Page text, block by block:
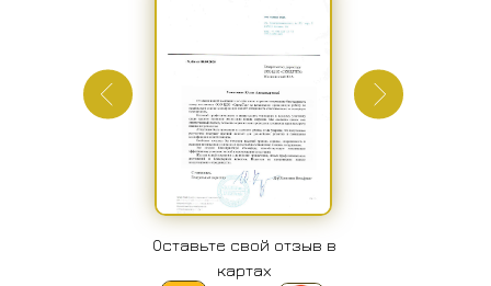
Оставьте свой отзыв в
картах